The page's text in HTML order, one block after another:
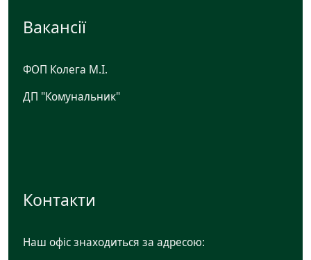
Вакансії
ФОП Колега М.І.
ДП "Комунальник"
Контакти
Наш офіс знаходиться за адресою: